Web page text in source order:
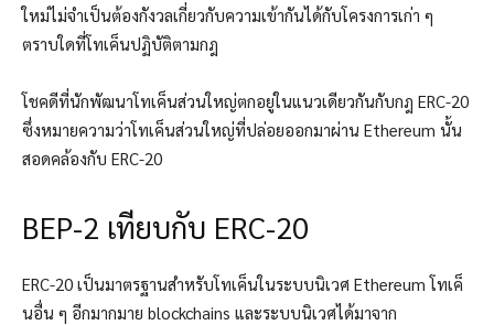
ใหม่ไม่จำเป็นต้องกังวลเกี่ยวกับความเข้ากันได้กับโครงการเก่า ๆ
ตราบใดที่โทเค็นปฏิบัติตามกฎ
โชคดีที่นักพัฒนาโทเค็นส่วนใหญ่ตกอยู่ในแนวเดียวกันกับกฎ ERC-20
ซึ่งหมายความว่าโทเค็นส่วนใหญ่ที่ปล่อยออกมาผ่าน Ethereum นั้น
สอดคล้องกับ ERC-20
BEP-2 เทียบกับ ERC-20
ERC-20 เป็นมาตรฐานสำหรับโทเค็นในระบบนิเวศ Ethereum โทเค็
นอื่น ๆ อีกมากมาย blockchains และระบบนิเวศได้มาจาก